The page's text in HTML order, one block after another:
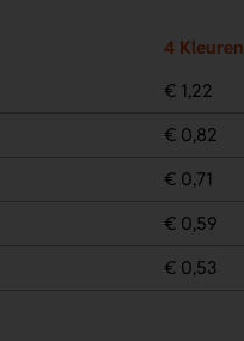
4 Kleuren
€ 1,22
€ 0,82
€ 0,71
€ 0,59
€ 0,53